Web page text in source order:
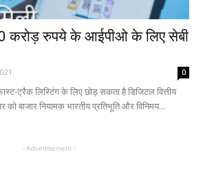
करोड़ रुपये के आईपीओ के लिए सेबी
0
ट्रैक लिस्टिंग के लिए छोड़ सकता है डिजिटल वित्तीय
को बाजार नियामक भारतीय प्रतिभूति और विनिमय...
- Advertisement -